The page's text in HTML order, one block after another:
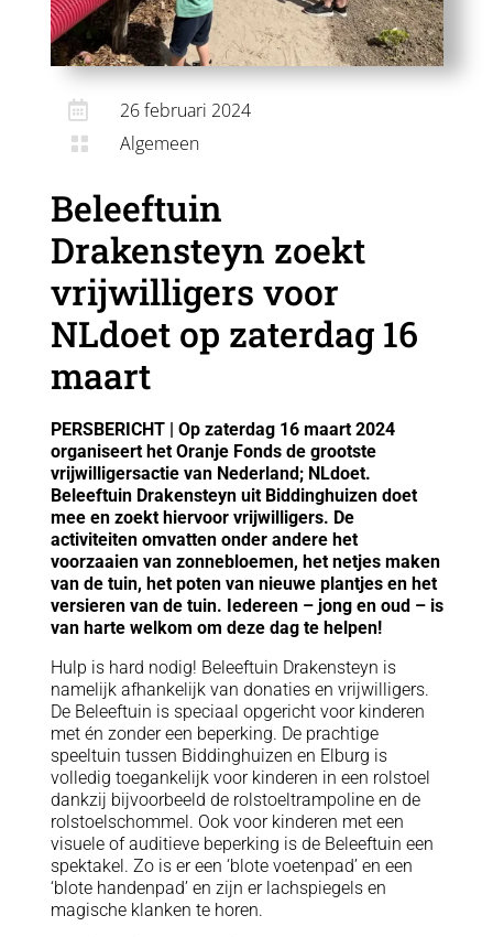
 26 februari 2024
 Algemeen
Beleeftuin
Drakensteyn zoekt
vrijwilligers voor
NLdoet op zaterdag 16
maart
PERSBERICHT | Op zaterdag 16 maart 2024
organiseert het Oranje Fonds de grootste
vrijwilligersactie van Nederland; NLdoet.
Beleeftuin Drakensteyn uit Biddinghuizen doet
mee en zoekt hiervoor vrijwilligers. De
activiteiten omvatten onder andere het
voorzaaien van zonnebloemen, het netjes maken
van de tuin, het poten van nieuwe plantjes en het
versieren van de tuin. Iedereen – jong en oud – is
van harte welkom om deze dag te helpen!
Hulp is hard nodig! Beleeftuin Drakensteyn is
namelijk afhankelijk van donaties en vrijwilligers.
De Beleeftuin is speciaal opgericht voor kinderen
met én zonder een beperking. De prachtige
speeltuin tussen Biddinghuizen en Elburg is
volledig toegankelijk voor kinderen in een rolstoel
dankzij bijvoorbeeld de rolstoeltrampoline en de
rolstoelschommel. Ook voor kinderen met een
visuele of auditieve beperking is de Beleeftuin een
spektakel. Zo is er een ‘blote voetenpad’ en een
‘blote handenpad’ en zijn er lachspiegels en
magische klanken te horen.